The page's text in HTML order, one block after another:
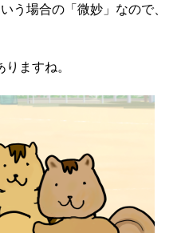
う場合の「微妙」なので、
ますね。